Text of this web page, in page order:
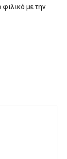
με την